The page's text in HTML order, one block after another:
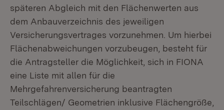
späteren Abgleich mit den Flächenwerten aus
dem Anbauverzeichnis des jeweiligen
Versicherungsvertrages vorzunehmen. Um hierbei
Flächenabweichungen vorzubeugen, besteht für
die Antragsteller die Möglichkeit, sich in FIONA
eine Liste mit allen für die
Mehrgefahrenversicherung beantragten
Teilschlägen/ Geometrien inklusive Flächengröße,